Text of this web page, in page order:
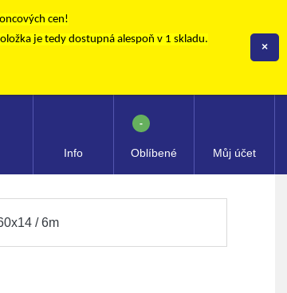
cen!
je tedy dostupná alespoň v 1 skladu.
×
Info Oblíbené
-
Můj účet
/ 6m